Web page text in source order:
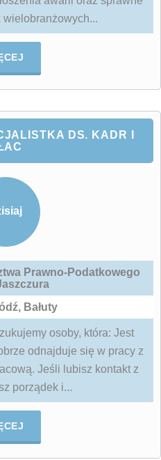
DS. KADR I
Prawno-Podatkowego
Bałuty
osoby, która: Jest
odnajduje się w pracy z
Jeśli lubisz kontakt z
porządek i...